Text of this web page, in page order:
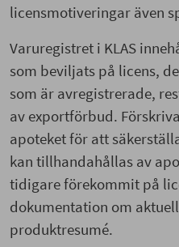
licensmotiveringar även
Varuregistret i KLAS
som beviljats på licens,
som är avregistrerade,
av exportförbud.
apoteket för att
kan tillhandahållas av
tidigare förekommit på
dokumentation om
produktresumé.